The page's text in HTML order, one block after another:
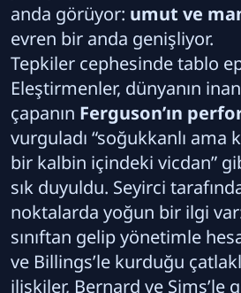
anda görüyor: umut ve
evren bir anda genişliyor.
Tepkiler cephesinde tablo
Eleştirmenler, dünyanın
çapanın Ferguson’ın
vurguladı “soğukkanlı ama
bir kalbin içindeki vicdan”
sık duyuldu. Seyirci
noktalarda yoğun bir ilgi
sınıftan gelip yönetimle
ve Billings’le kurduğu
ilişkiler, Bernard ve Sims’le